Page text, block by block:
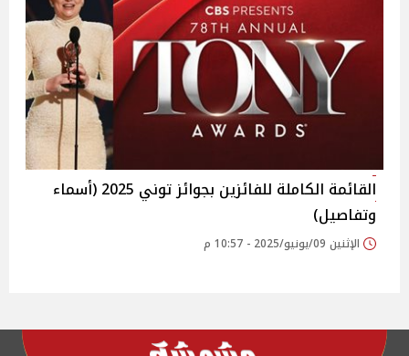
القائمة الكاملة للفائزين بجوائز توني 2025 (أسماء
وتفاصيل)
الإثنين 09/يونيو/2025 - 10:57 م